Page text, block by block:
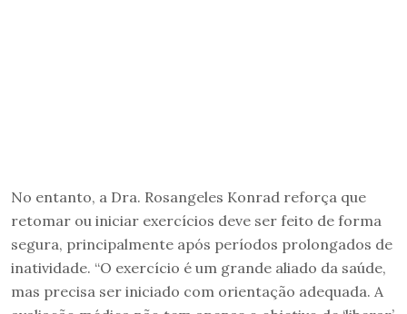
No entanto, a Dra. Rosangeles Konrad reforça que
retomar ou iniciar exercícios deve ser feito de forma
segura, principalmente após períodos prolongados de
inatividade. “O exercício é um grande aliado da saúde,
mas precisa ser iniciado com orientação adequada. A